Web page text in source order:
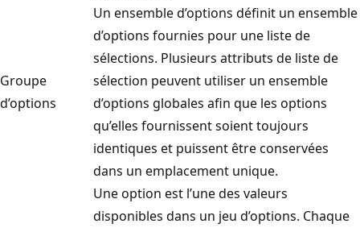
Groupe
d’options
Un ensemble d’options définit un ensemble
d’options fournies pour une liste de
sélections. Plusieurs attributs de liste de
sélection peuvent utiliser un ensemble
d’options globales afin que les options
qu’elles fournissent soient toujours
identiques et puissent être conservées
dans un emplacement unique.
Une option est l’une des valeurs
disponibles dans un jeu d’options. Chaque